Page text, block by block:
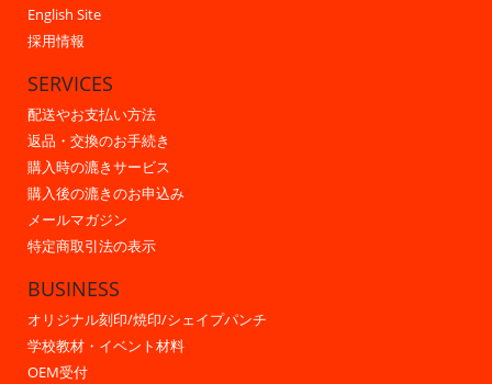
English Site
採用情報
SERVICES
配送やお支払い方法
返品・交換のお手続き
購入時の漉きサービス
購入後の漉きのお申込み
メールマガジン
特定商取引法の表示
BUSINESS
オリジナル刻印/焼印/シェイプパンチ
学校教材・イベント材料
OEM受付